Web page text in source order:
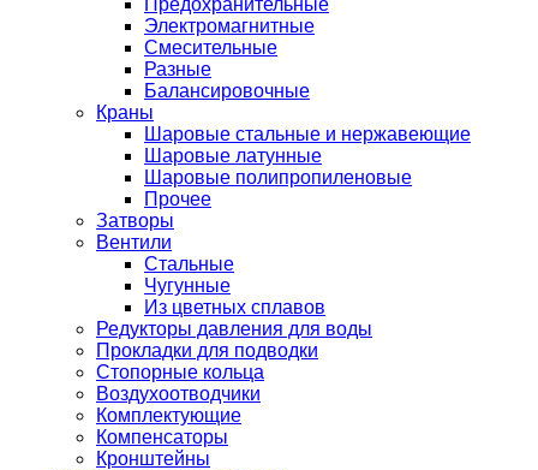
Электромагнитные
Смесительные
Разные
Балансировочные
Краны
Шаровые стальные и нержавеющие
Шаровые латунные
Шаровые полипропиленовые
Прочее
Затворы
Вентили
Стальные
Чугунные
Из цветных сплавов
Редукторы давления для воды
Прокладки для подводки
Стопорные кольца
Воздухоотводчики
Комплектующие
Компенсаторы
Кронштейны